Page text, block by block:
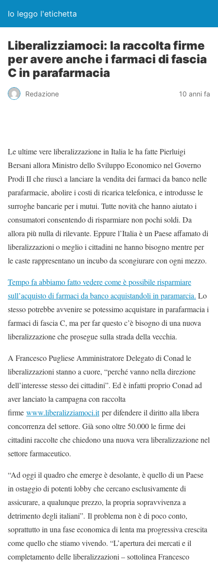
Io leggo l'etichetta
Liberalizziamoci: la raccolta firme
per avere anche i farmaci di fascia
C in parafarmacia
Redazione 10 anni fa
Le ultime vere liberalizzazione in Italia le ha fatte Pierluigi
Bersani allora Ministro dello Sviluppo Economico nel Governo
Prodi II che riuscì a lanciare la vendita dei farmaci da banco nelle
parafarmacie, abolire i costi di ricarica telefonica, e introdusse le
surroghe bancarie per i mutui. Tutte novità che hanno aiutato i
consumatori consentendo di risparmiare non pochi soldi. Da
allora più nulla di rilevante. Eppure l’Italia è un Paese affamato di
liberalizzazioni o meglio i cittadini ne hanno bisogno mentre per
le caste rappresentano un incubo da scongiurare con ogni mezzo.
Tempo fa abbiamo fatto vedere come è possibile risparmiare
sull’acquisto di farmaci da banco acquistandoli in paramarcia. Lo
stesso potrebbe avvenire se potessimo acquistare in parafarmacia i
farmaci di fascia C, ma per far questo c’è bisogno di una nuova
liberalizzazione che prosegue sulla strada della vecchia.
A Francesco Pugliese Amministratore Delegato di Conad le
liberalizzazioni stanno a cuore, “perché vanno nella direzione
dell’interesse stesso dei cittadini”. Ed è infatti proprio Conad ad
aver lanciato la campagna con raccolta
firme www.liberalizziamoci.itper difendere il diritto alla libera
concorrenza del settore. Già sono oltre 50.000 le firme dei
cittadini raccolte che chiedono una nuova vera liberalizzazione nel
settore farmaceutico.
“Ad oggi il quadro che emerge è desolante, è quello di un Paese
in ostaggio di potenti lobby che cercano esclusivamente di
assicurare, a qualunque prezzo, la propria sopravvivenza a
detrimento degli italiani”. Il problema non è di poco conto,
soprattutto in una fase economica di lenta ma progressiva crescita
come quello che stiamo vivendo. “L’apertura dei mercati e il
completamento delle liberalizzazioni – sottolinea Francesco